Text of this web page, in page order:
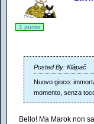
1 punto
Posted By: Klàpač
Nuovo gioco:
momento, senza
Bello! Ma Marok non